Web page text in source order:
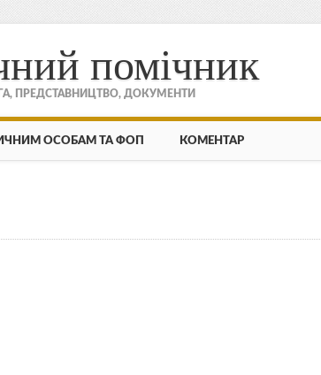
помічник
ПРЕДСТАВНИЦТВО, ДОКУМЕНТИ
ОСОБАМ ТА ФОП КОМЕНТАР